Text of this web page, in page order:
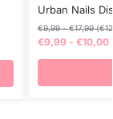
Urban Nails
€9,99 - €17,99(€
€9,99 - €10,00